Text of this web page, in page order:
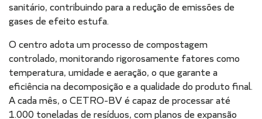
sanitário, contribuindo para a redução de emissões de
gases de efeito estufa.
O centro adota um processo de compostagem
controlado, monitorando rigorosamente fatores como
temperatura, umidade e aeração, o que garante a
eficiência na decomposição e a qualidade do produto final.
A cada mês, o CETRO-BV é capaz de processar até
1.000 toneladas de resíduos, com planos de expansão